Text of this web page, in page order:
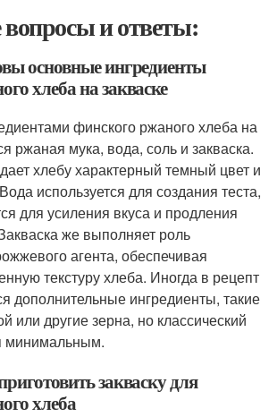
и ответы:
основные ингредиенты
хлеба на закваске
финского ржаного хлеба на
ржаная мука, вода, соль и закваска.
хлебу характерный темный цвет и
используется для создания теста,
для усиления вкуса и продления
же выполняет роль
агента, обеспечивая
текстуру хлеба. Иногда в рецепт
дополнительные ингредиенты, такие
или другие зерна, но классический
минимальным.
закваску для
хлеба